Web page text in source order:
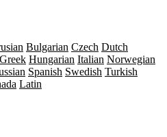
Bulgarian Czech Dutch
Greek Hungarian Italian Norwegian
Spanish Swedish Turkish
Latin